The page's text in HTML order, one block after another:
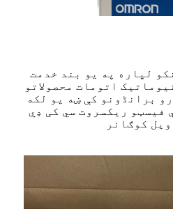
لپاره په یو بند خدمت
اتومات محصولاتو
برانڈونو کې ښه یو لکه
فیسټو ریکسروت سي کی ډي